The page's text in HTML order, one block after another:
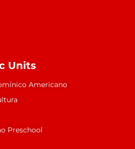
Units
Americano
Preschool